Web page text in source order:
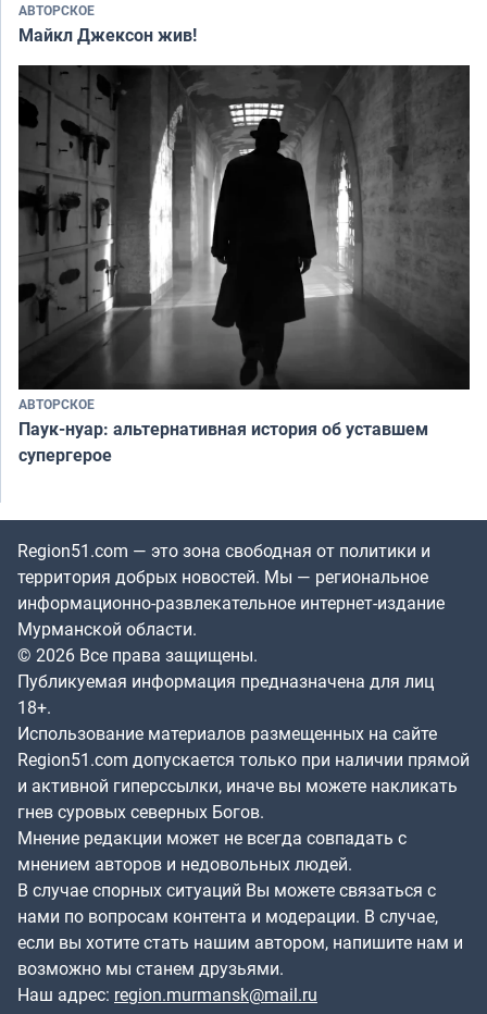
АВТОРСКОЕ
Майкл Джексон жив!
АВТОРСКОЕ
Паук-нуар: альтернативная история об уставшем
супергерое
Region51.com — это зона свободная от политики и
территория добрых новостей. Мы — региональное
информационно-развлекательное интернет-издание
Мурманской области.
© 2026 Все права защищены.
Публикуемая информация предназначена для лиц
18+.
Использование материалов размещенных на сайте
Region51.com допускается только при наличии прямой
и активной гиперссылки, иначе вы можете накликать
гнев суровых северных Богов.
Мнение редакции может не всегда совпадать с
мнением авторов и недовольных людей.
В случае спорных ситуаций Вы можете связаться с
нами по вопросам контента и модерации. В случае,
если вы хотите стать нашим автором, напишите нам и
возможно мы станем друзьями.
Наш адрес: region.murmansk@mail.ru